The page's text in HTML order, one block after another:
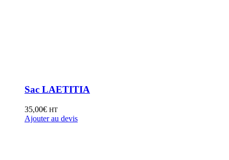
Sac LAETITIA
35,00€ HT
Ajouter au devis